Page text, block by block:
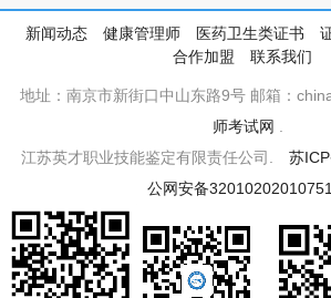
新闻动态 健康管理师 医药卫生类证书
合作加盟
联系我们
地址：南京市新街口中山东路9号 邮箱：
师考试网
江苏英才职业技能鉴定有限责任公司. 苏
公网安备